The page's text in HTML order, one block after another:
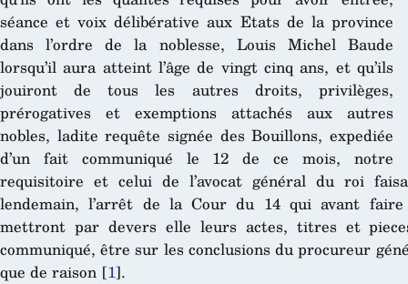
séance et voix délibérative aux Etats de la province
dans l’ordre de la noblesse, Louis Michel Baude
lorsqu’il aura atteint l’âge de vingt cinq ans, et qu’ils
jouiront de tous les autres droits, privilèges,
prérogatives et exemptions attachés aux autres
nobles, ladite requête signée des Bouillons, expediée
d’un fait communiqué le 12 de ce mois, notre
requisitoire et celui de l’avocat général du roi
lendemain, l’arrêt de la Cour du 14 qui avant
mettront par devers elle leurs actes, titres et
communiqué, être sur les conclusions du procureur
que de raison [1].